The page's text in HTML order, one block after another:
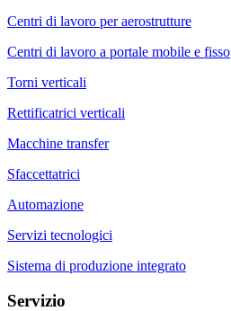
Centri di lavoro per aerostrutture
Centri di lavoro a portale mobile e fisso
Torni verticali
Rettificatrici verticali
Macchine transfer
Sfaccettatrici
Automazione
Servizi tecnologici
Sistema di produzione integrato
Servizio